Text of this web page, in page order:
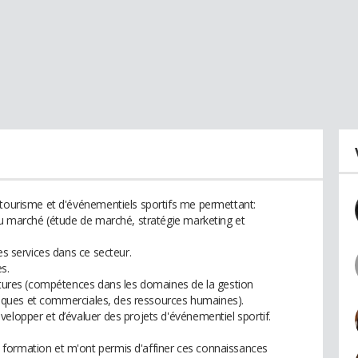
et d'événementiels sportifs me permettant:
marché (étude de marché, stratégie marketing et
services dans ce secteur.
(compétences dans les domaines de la gestion
et commerciales, des ressources humaines).
et d’évaluer des projets d'événementiel sportif.
et m'ont permis d'affiner ces connaissances